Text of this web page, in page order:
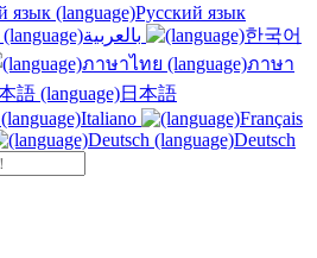
(language)Русский язык
(language)ภาษา
(language)日本語
(language)Italiano
(language)Deutsch